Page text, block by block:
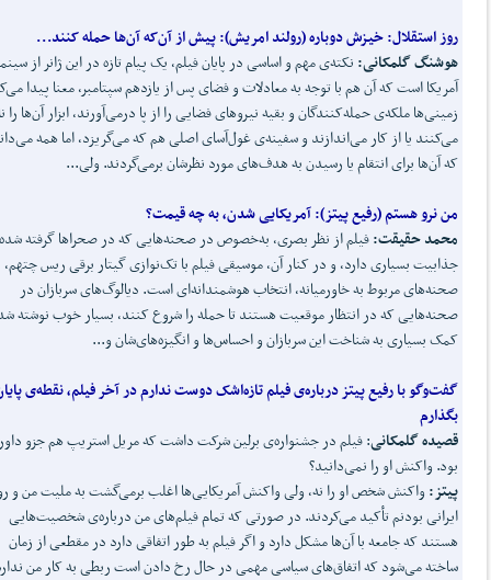
روز استقلال: خیزش دوباره(رولند امریش):پیش از آنکه آنها حمله کنند...
هوشنگ گلمکانی: نکته‌ی مهم و اساسی در پایان فیلم، یک پیام تازه در این ژانر از
آمریکا است که آن هم با توجه به معادلات و فضای پس از یازدهم سپتامبر، معنا پیدا
زمینی‌ها ملکه‌ی حمله‌کنندگان و بقیه نیروهای فضایی را از پا درمی‌آورند، ابزار آن‌ها را
می‌کنند یا از کار می‌اندازند و سفینه‌ی غول‌آسای اصلی هم که می‌گریزد، اما همه
که آن‌ها برای انتقام یا رسیدن به هدف‌های مورد نظرشان برمی‌گردند. ولی...
من نرو هستم(رفیع پیتز):آمریکایی شدن، به چه قیمت؟
محمد حقیقت:فیلم از نظر بصری، به‌خصوص در صحنه‌هایی که در صحراها گرفته
جذابیت بسیاری دارد، و در کنار آن، موسیقی فیلم با تک‌نوازی گیتار برقی ریس
صحنه‌های مربوط به خاورمیانه، انتخاب هوشمندانه‌ای ا‌ست. دیالوگ‌های سربازان در
صحنه‌هایی که در انتظار موقعیت هستند تا حمله را شروع کنند، بسیار خوب نوشته
کمک بسیاری به شناخت این سربازان و احساس‌ها و انگیزه‌های‌شان و...
گفتوگو با رفیع پیتز درباره‌ی فیلم تازهاشکدوست ندارم در آخر فیلم، نقطه‌ی
بگذارم
قصیده گلمکانی: فیلم در جشنواره‌ی برلین شرکت داشت که مریل استریپ هم جزو
بود. واکنش او را نمی‌دانید؟
پیتز: واکنش شخص او را نه، ولی واکنش آمریکایی‌ها اغلب برمی‌گشت به ملیت من و
ایرانی بودنم تأکید می‌کردند. در صورتی که تمام فیلم‌های من درباره‌ی شخصیت‌هایی
هستند که جامعه با آن‌ها مشکل دارد و اگر فیلم به طور اتفاقی دارد در مقطعی از زمان
ساخته می‌شود که اتفاق‌های سیاسی مهمی در حال رخ دادن است ربطی به کار من